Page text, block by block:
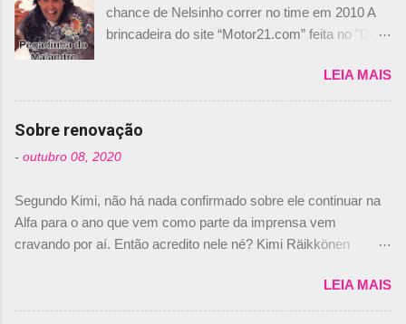
chance de Nelsinho correr no time em 2010 A
brincadeira do site “Motor21.com” feita no "Día
de abril –, afirmando que Nelson Piquet havia
comprado 15% das ações da Campos, dando,
com isso, um lugar no time a Nelsinho Piquet,
foi esclarecida de uma vez por todas por
Daniele Audetto, diretor da escuderia. O
não será o companheiro de Bruno Senna em
2010. "Na verdade, nós recebemos uma oferta
de Piquet", admitiu Audetto. “Mas depois de ter
dois brasileiros”, explicou, dizendo ainda que
não tem nada contra o filho do tricampeão
LEIA MAIS
Sobre renovação
- outubro 08, 2020
Segundo Kimi, não há nada confirmado sobre ele continuar na
Alfa para o ano que vem como parte da imprensa vem
cravando por aí. Então acredito nele né? Kimi Räikkönen
truth but I’ve never had an option in my contract so that’s
should, pretty much, tell you that it’s not true." #Kimi7 #EifelGP
LEIA MAIS